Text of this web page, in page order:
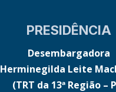
PRESIDÊNCIA
Desembargadora
Herminegilda Leite
(TRT da 13ª Região –